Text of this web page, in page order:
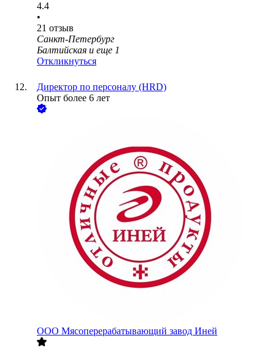
4.4
•
21 отзыв
Санкт-Петербург
Балтийская и еще 1
Откликнуться
Директор по персоналу (HRD)
Опыт более 6 лет
ООО Мясоперерабатывающий завод Иней